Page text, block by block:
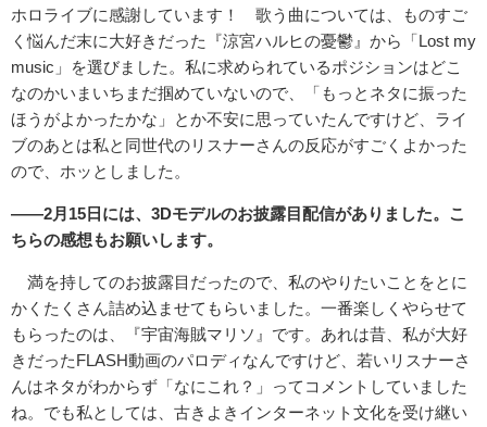
ホロライブに感謝しています！ 歌う曲については、ものすご
く悩んだ末に大好きだった『涼宮ハルヒの憂鬱』から「Lost my
music」を選びました。私に求められているポジションはどこ
なのかいまいちまだ掴めていないので、「もっとネタに振った
ほうがよかったかな」とか不安に思っていたんですけど、ライ
ブのあとは私と同世代のリスナーさんの反応がすごくよかった
ので、ホッとしました。
――2月15日には、3Dモデルのお披露目配信がありました。こ
ちらの感想もお願いします。
満を持してのお披露目だったので、私のやりたいことをとに
かくたくさん詰め込ませてもらいました。一番楽しくやらせて
もらったのは、『宇宙海賊マリソ』です。あれは昔、私が大好
きだったFLASH動画のパロディなんですけど、若いリスナーさ
んはネタがわからず「なにこれ？」ってコメントしていました
ね。でも私としては、古きよきインターネット文化を受け継い